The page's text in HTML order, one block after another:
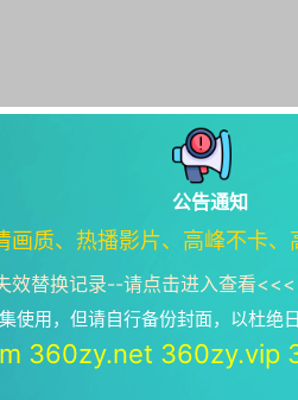
公告通知
画质、热播影片、高峰不卡
效替换记录--请点击进入查看<<<
使用，但请自行备份封面，以杜绝
360zy.net 360zy.vip